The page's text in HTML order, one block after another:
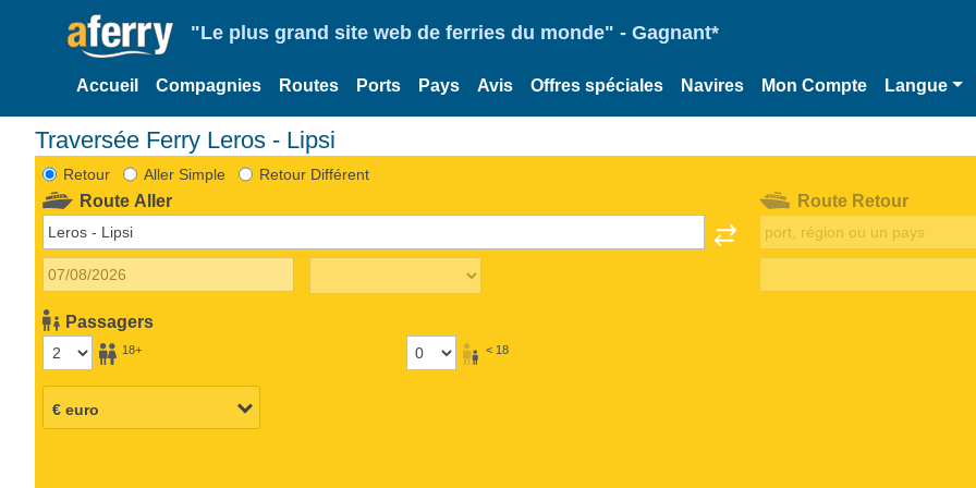
"Le plus grand site web de ferries du monde" - Gagnant*
Accueil Compagnies Routes Ports Pays Avis Offres spéciales Navires Mon Compte Langue
Traversée Ferry Leros - Lipsi
Retour Aller Simple Retour Différent
Route Aller
Passagers
18+ < 18
Route Retour